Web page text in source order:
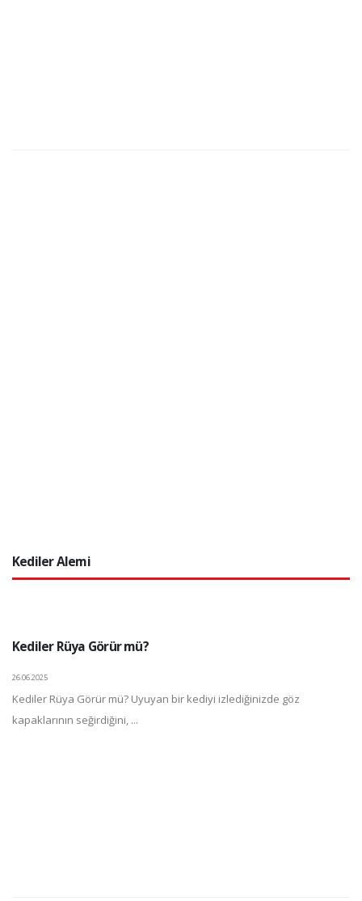
Kediler Alemi
Kediler Rüya Görür mü?
26.06.2025
Kediler Rüya Görür mü? Uyuyan bir kediyi izlediğinizde göz
kapaklarının seğirdiğini, ...